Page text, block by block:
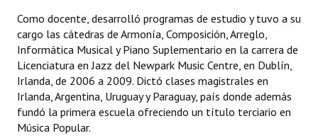
Como docente, desarrolló programas de estudio y tuvo a su
cargo las cátedras de Armonía, Composición, Arreglo,
Informática Musical y Piano Suplementario en la carrera de
Licenciatura en Jazz del Newpark Music Centre, en Dublín,
Irlanda, de 2006 a 2009. Dictó clases magistrales en
Irlanda, Argentina, Uruguay y Paraguay, país donde además
fundó la primera escuela ofreciendo un título terciario en
Música Popular.